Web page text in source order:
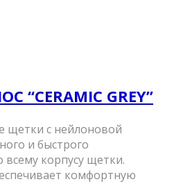
GREY”
щетки с нейлоновой
и быстрого
всему корпусу щетки.
комфортную